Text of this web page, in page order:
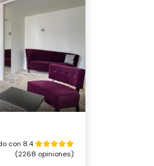
con 8.4
(2268 opiniones)